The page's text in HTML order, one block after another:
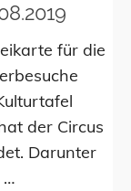
für die
der Circus
Darunter
…